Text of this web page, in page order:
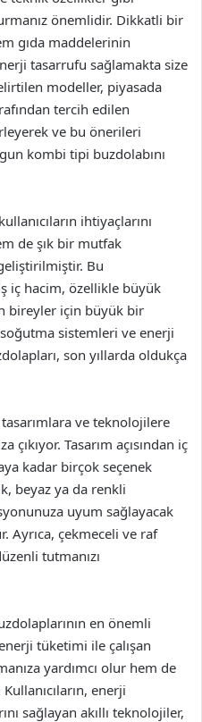
önemlidir. Dikkatli bir
gıda maddelerinin
tasarrufu sağlamakta size
modeller, piyasada
tercih edilen
ve bu önerileri
kombi tipi buzdolabını
ihtiyaçlarını
de şık bir mutfak
Bu
iç hacim, özellikle büyük
bireyler için büyük bir
soğutma sistemleri ve enerji
son yıllarda oldukça
ve teknolojilere
çıkıyor. Tasarım açısından iç
kadar birçok seçenek
beyaz ya da renkli
uyum sağlayacak
Ayrıca, çekmeceli ve raf
tutmanızı
en önemli
tüketimi ile çalışan
yardımcı olur hem de
enerji
sağlayan akıllı teknolojiler,